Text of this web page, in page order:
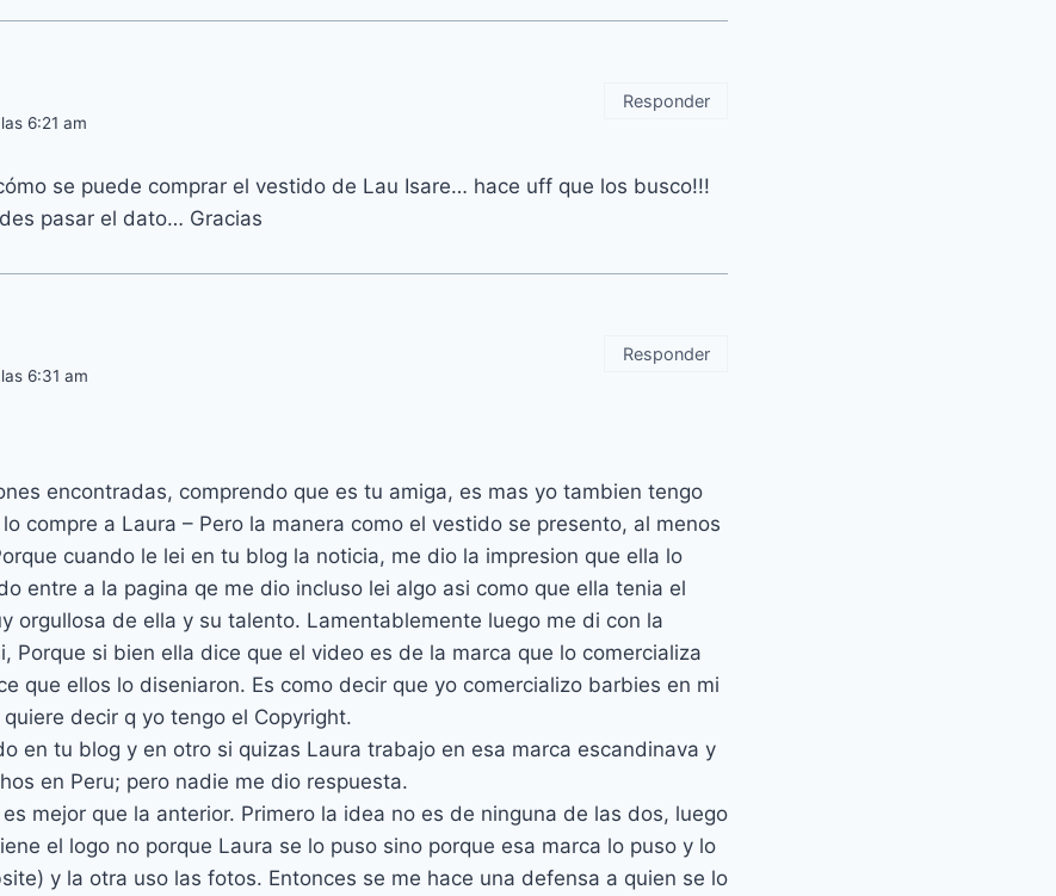
6:21 am
se puede comprar el vestido de Lau Isare… hace uff que los busco!!!
pasar el dato… Gracias
Responder
6:31 am
encontradas, comprendo que es tu amiga, es mas yo tambien tengo
compre a Laura – Pero la manera como el vestido se presento, al menos
cuando le lei en tu blog la noticia, me dio la impresion que ella lo
entre a la pagina qe me dio incluso lei algo asi como que ella tenia el
orgullosa de ella y su talento. Lamentablemente luego me di con la
Porque si bien ella dice que el video es de la marca que lo comercializa
que ellos lo diseniaron. Es como decir que yo comercializo barbies en mi
decir q yo tengo el Copyright.
en tu blog y en otro si quizas Laura trabajo en esa marca escandinava y
en Peru; pero nadie me dio respuesta.
mejor que la anterior. Primero la idea no es de ninguna de las dos, luego
el logo no porque Laura se lo puso sino porque esa marca lo puso y lo
y la otra uso las fotos. Entonces se me hace una defensa a quien se lo
Responder